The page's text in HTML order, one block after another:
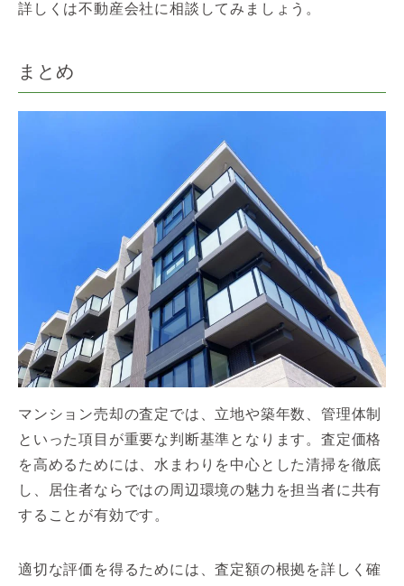
詳しくは不動産会社に相談してみましょう。
まとめ
マンション売却の査定では、立地や築年数、管理体制
といった項目が重要な判断基準となります。査定価格
を高めるためには、水まわりを中心とした清掃を徹底
し、居住者ならではの周辺環境の魅力を担当者に共有
することが有効です。
適切な評価を得るためには、査定額の根拠を詳しく確